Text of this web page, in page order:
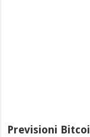
Previsioni